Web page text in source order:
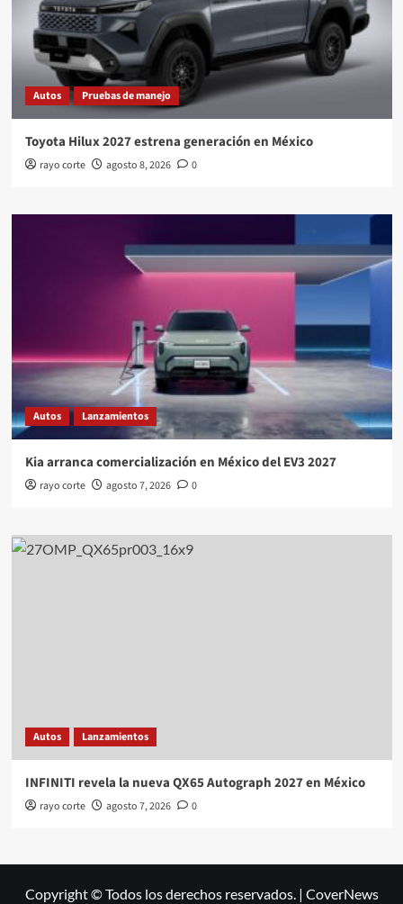
Autos Pruebas de manejo
Toyota Hilux 2027 estrena generación en México
rayo corte agosto 8, 2026 0
Autos Lanzamientos
Kia arranca comercialización en México del EV3 2027
rayo corte agosto 7, 2026 0
Autos Lanzamientos
INFINITI revela la nueva QX65 Autograph 2027 en México
rayo corte agosto 7, 2026 0
Copyright © Todos los derechos reservados. | CoverNews